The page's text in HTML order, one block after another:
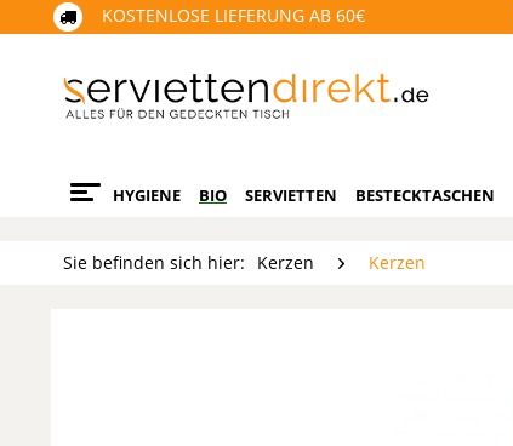
KOSTENLOSE LIEFERUNG AB 60€
HYGIENE BIO SERVIETTEN BESTECKTASCHEN
Sie befinden sich hier: Kerzen Kerzen